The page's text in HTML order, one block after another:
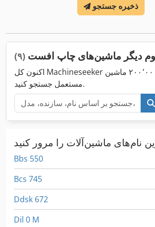
ذخیره جستجو
دیگر ماشین‌های چاپ افست (۹)
اکنون کل Machineseeker را با بیش از ۲۰۰٬۰۰۰ ماشین
مستعمل جستجو کنید.
Bbs 550
Bcs 745
Ddsk 672
Dil 0 M